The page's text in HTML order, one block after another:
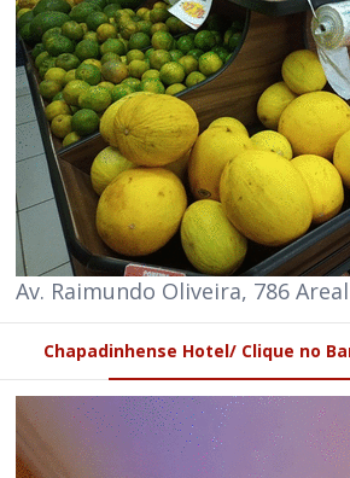
Av. Raimundo Oliveira, 786 Areal
Chapadinhense Hotel/ Clique no